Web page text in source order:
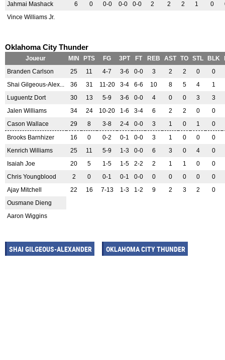
Jahmai Mashack
6 0 0-0 0-0 0-0 2 2 2 1 0
Vince Williams Jr.
Oklahoma City Thunder
Joueur MIN PTS FG 3PT FT REB AST TO STL BLK
Branden Carlson
25 11 4-7 3-6 0-0 3 2 2 0
0
Shai Gilgeous-Alex...
36 31 11-20 3-4 6-6 10 8 5 4
1
Luguentz Dort
30 13 5-9 3-6 0-0 4 0 0 3
3
Jalen Williams
34 24 10-20 1-6 3-4 6 2 2 0
0
Cason Wallace
29 8 3-8 2-4 0-0 3 1 0 1
0
Brooks Barnhizer
16 0 0-2 0-1 0-0 3 1 0 0
0
Kenrich Williams
25 11 5-9 1-3 0-0 6 3 0 4
0
Isaiah Joe
20 5 1-5 1-5 2-2 2 1 1 0
0
Chris Youngblood
2 0 0-1 0-1 0-0 0 0 0 0
0
Ajay Mitchell
22 16 7-13 1-3 1-2 9 2 3 2
0
Ousmane Dieng
Aaron Wiggins
SHAI GILGEOUS-ALEXANDER OKLAHOMA CITY THUNDER